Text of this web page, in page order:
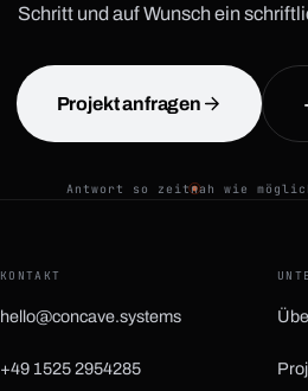
Schritt und auf Wunsch ein
Projekt anfragen
Antwort so zeitnah wie
KONTAKT
hello@concave.systems
+49 1525 2954285